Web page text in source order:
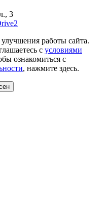
3
работы сайта.
с условиями
ознакомиться с
, нажмите здесь.